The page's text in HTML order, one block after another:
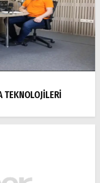
TEKNOLOJİLERİ